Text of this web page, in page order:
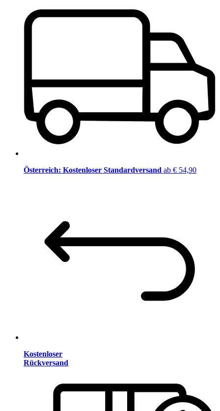
Österreich: Kostenloser Standardversand ab € 54,90
Kostenloser
Rückversand